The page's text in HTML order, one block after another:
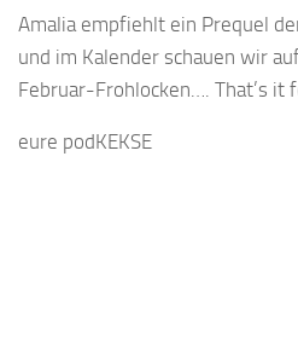
Amalia empfiehlt ein Prequel
und im Kalender schauen wir
Februar-Frohlocken…. That’s it
eure podKEKSE